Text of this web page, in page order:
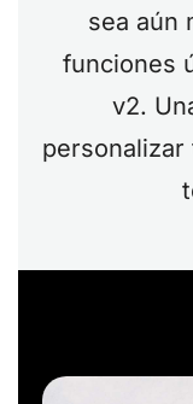
sea aún
funciones
v2.